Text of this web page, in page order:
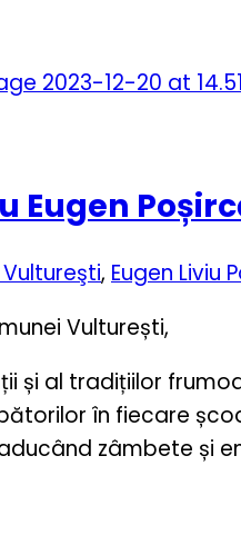
Eugen
, Eugen Liviu
Vulturești,
și al tradițiilor
în fiecare
zâmbete și